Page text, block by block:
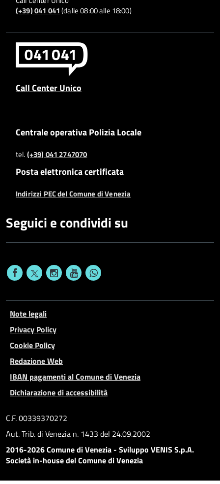
(+39) 041 041(dalle 08:00 alle 18:00)
Call Center Unico
Centrale operativa Polizia Locale
tel.(+39) 041 2747070
Posta elettronica certificata
Indirizzi PEC del Comune di Venezia
Seguici e condividi su
Note legali
Privacy Policy
Cookie Policy
Redazione Web
IBAN pagamenti al Comune di Venezia
Dichiarazione di accessibilità
C.F. 00339370272
Aut. Trib. di Venezia n. 1433 del 24.09.2002
2016-2026 Comune di Venezia - Sviluppo VENIS S.p.A.
Società in-house del Comune di Venezia